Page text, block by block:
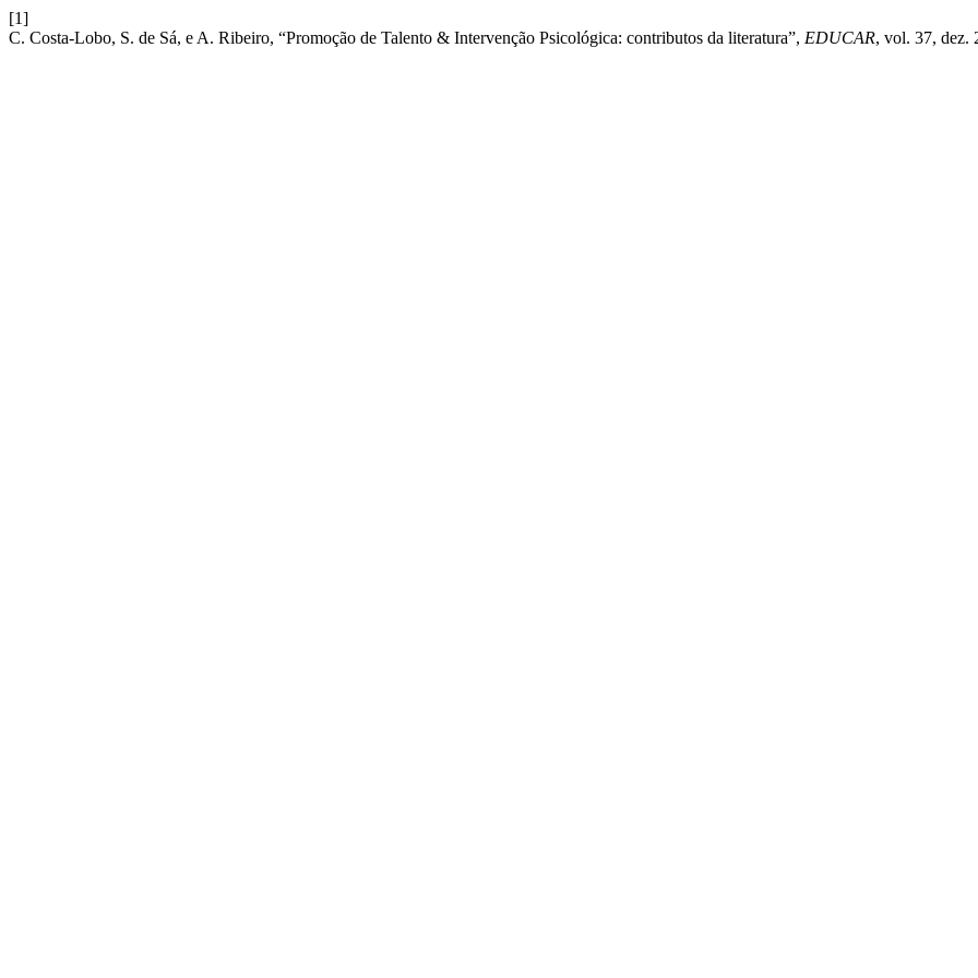
[1]
C. Costa-Lobo, S. de Sá, e A. Ribeiro, “Promoção de Talento & Intervenção Psicológica: contributos da literatura”, EDUCAR, vol. 37, dez.